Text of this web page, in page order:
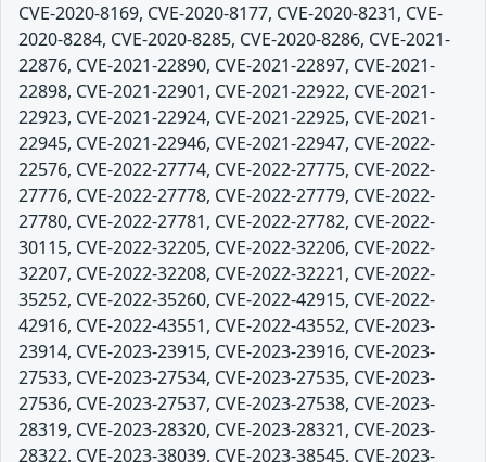
CVE-2020-8169, CVE-2020-8177, CVE-2020-8231, CVE-
2020-8284, CVE-2020-8285, CVE-2020-8286, CVE-2021-
22876, CVE-2021-22890, CVE-2021-22897, CVE-2021-
22898, CVE-2021-22901, CVE-2021-22922, CVE-2021-
22923, CVE-2021-22924, CVE-2021-22925, CVE-2021-
22945, CVE-2021-22946, CVE-2021-22947, CVE-2022-
22576, CVE-2022-27774, CVE-2022-27775, CVE-2022-
27776, CVE-2022-27778, CVE-2022-27779, CVE-2022-
27780, CVE-2022-27781, CVE-2022-27782, CVE-2022-
30115, CVE-2022-32205, CVE-2022-32206, CVE-2022-
32207, CVE-2022-32208, CVE-2022-32221, CVE-2022-
35252, CVE-2022-35260, CVE-2022-42915, CVE-2022-
42916, CVE-2022-43551, CVE-2022-43552, CVE-2023-
23914, CVE-2023-23915, CVE-2023-23916, CVE-2023-
27533, CVE-2023-27534, CVE-2023-27535, CVE-2023-
27536, CVE-2023-27537, CVE-2023-27538, CVE-2023-
28319, CVE-2023-28320, CVE-2023-28321, CVE-2023-
28322, CVE-2023-38039, CVE-2023-38545, CVE-2023-